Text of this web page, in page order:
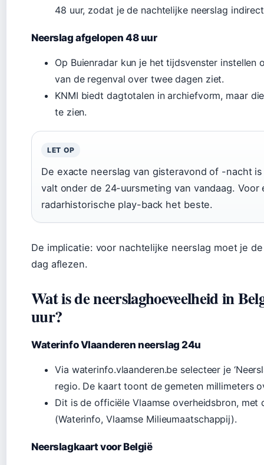
48 uur, zodat je de nachtelijke neerslag
Neerslag afgelopen 48 uur
Op Buienradar kun je het tijdsvenster
van de regenval over twee dagen ziet.
KNMI biedt dagtotalen in archiefvorm, maar
te zien.
LET OP
De exacte neerslag van gisteravond of -nacht
valt onder de 24-uursmeting van vandaag.
radarhistorische play-back het beste.
De implicatie: voor nachtelijke neerslag moet je
dag aflezen.
Wat is de neerslaghoeveelheid in
uur?
Waterinfo Vlaanderen neerslag 24u
Via waterinfo.vlaanderen.be selecteer je
regio. De kaart toont de gemeten millimeters
Dit is de officiële Vlaamse overheidsbron, met
(Waterinfo, Vlaamse Milieumaatschappij).
Neerslagkaart voor België